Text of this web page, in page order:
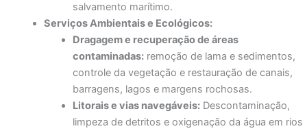
salvamento marítimo.
Serviços Ambientais e Ecológicos:
Dragagem e recuperação de áreas
contaminadas: remoção de lama e sedimentos,
controle da vegetação e restauração de canais,
barragens, lagos e margens rochosas.
Litorais e vias navegáveis:Descontaminação,
limpeza de detritos e oxigenação da água em rios